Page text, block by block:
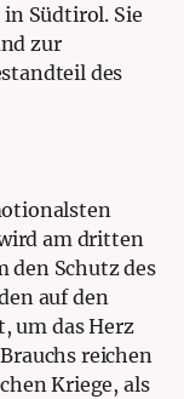
Südtirol. Sie
zur
des
am dritten
den Schutz des
auf den
um das Herz
reichen
Kriege, als